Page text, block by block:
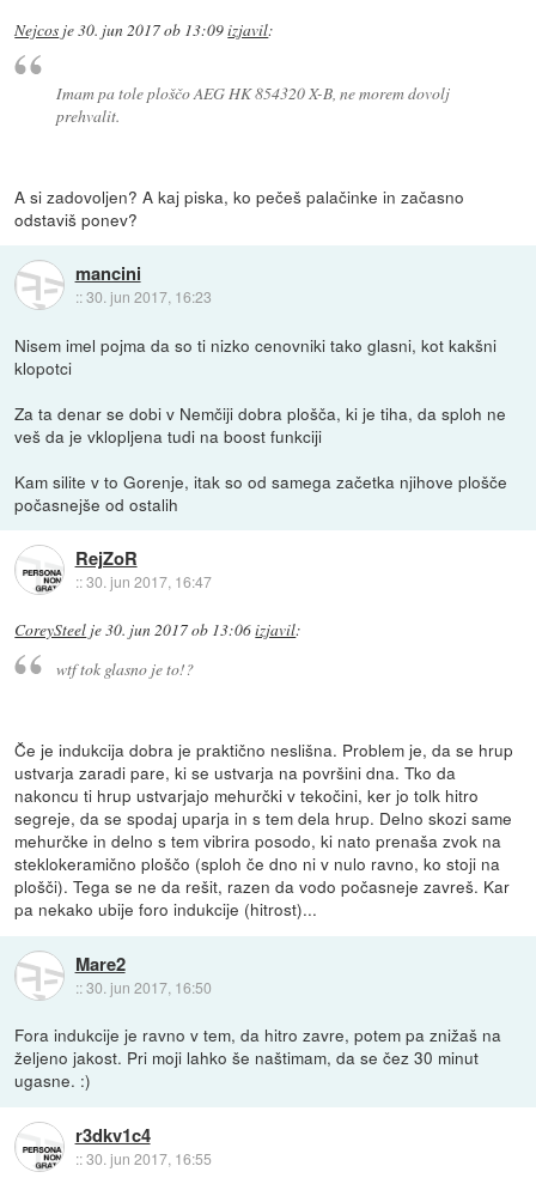
Nejcos je30. jun 2017 ob 13:09izjavil:
Imam pa tole ploščo AEG HK 854320 X-B, ne morem dovolj
prehvalit.
A si zadovoljen? A kaj piska, ko pečeš palačinke in začasno
odstaviš ponev?
mancini
::30. jun 2017, 16:23
Nisem imel pojma da so ti nizko cenovniki tako glasni, kot kakšni
klopotci
Za ta denar se dobi v Nemčiji dobra plošča, ki je tiha, da sploh ne
veš da je vklopljena tudi na boost funkciji
Kam silite v to Gorenje, itak so od samega začetka njihove plošče
počasnejše od ostalih
RejZoR
::30. jun 2017, 16:47
CoreySteel je30. jun 2017 ob 13:06izjavil:
wtf tok glasno je to!?
Če je indukcija dobra je praktično neslišna. Problem je, da se hrup
ustvarja zaradi pare, ki se ustvarja na površini dna. Tko da
nakoncu ti hrup ustvarjajo mehurčki v tekočini, ker jo tolk hitro
segreje, da se spodaj uparja in s tem dela hrup. Delno skozi same
mehurčke in delno s tem vibrira posodo, ki nato prenaša zvok na
steklokeramično ploščo (sploh če dno ni v nulo ravno, ko stoji na
plošči). Tega se ne da rešit, razen da vodo počasneje zavreš. Kar
pa nekako ubije foro indukcije (hitrost)...
Mare2
::30. jun 2017, 16:50
Fora indukcije je ravno v tem, da hitro zavre, potem pa znižaš na
željeno jakost. Pri moji lahko še naštimam, da se čez 30 minut
ugasne. :)
r3dkv1c4
::30. jun 2017, 16:55